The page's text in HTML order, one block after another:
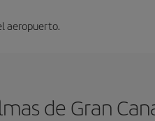
aeropuerto.
de Gran